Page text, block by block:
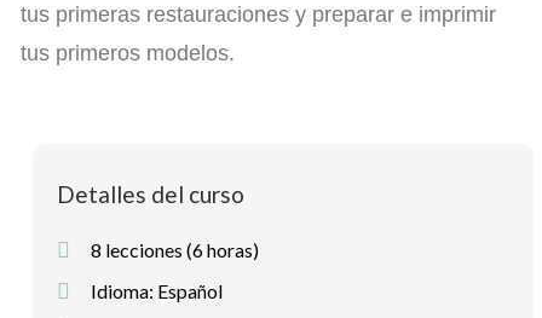
tus primeras restauraciones y preparar e imprimir
tus primeros modelos.
Detalles del curso
8 lecciones (6 horas)
Idioma: Español